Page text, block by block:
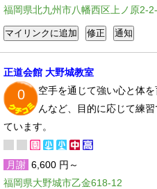
福岡県北九州市八幡西区上ノ原2-
正道会館 大野城教室
0
空手を通じて強い心と体
んなど、目的に応じて練
ています。
月謝 6,600 円～
福岡県大野城市乙金618-12